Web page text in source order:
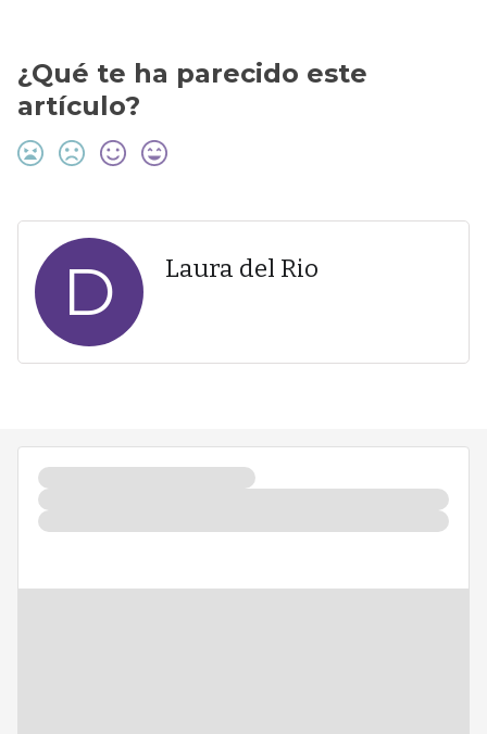
¿Qué te ha parecido este
artículo?
D Laura del Rio